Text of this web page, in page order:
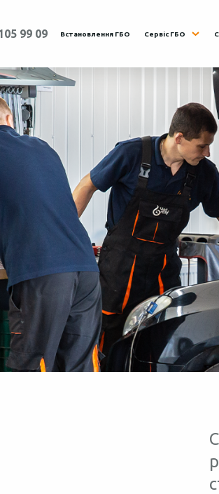
99 09
8:00 - 19:00
Встановлення ГБО Сервіс ГБО